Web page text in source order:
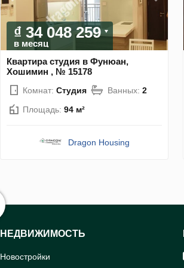
₫ 34 048 259
в месяц
Квартира студия в Фунюан,
Хошимин , № 15178
Комнат: Студия Ванных: 2
Площадь: 94 м²
Dragon Housing
НЕДВИЖИМОСТЬ
Новостройки